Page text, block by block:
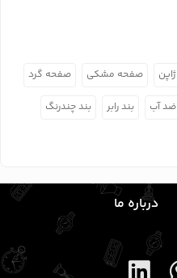
صفحه مشکی صفحه گرد
بند رابر بند چندرنگ
درباره ما